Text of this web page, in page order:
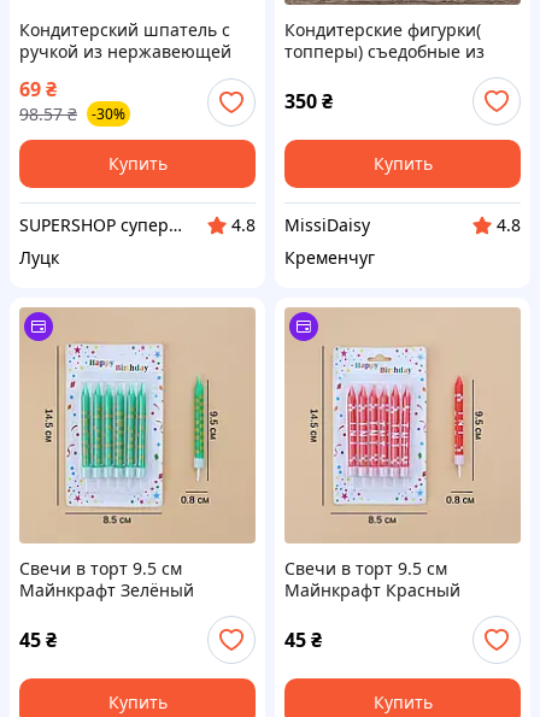
Кондитерский шпатель с
ручкой из нержавеющей
стали для торта и крема, 36
см, изогнутый,черный
69₴
98.57 ₴ -30%
Купить
SUPERSHOP супер цены, супер выбор, супер покупки!
4.8
Луцк
Кондитерские фигурки(
топперы) съедобные из
сахарной мастики на торт"
Roblox+ Minecraft"
ромблос+ майнкрафт
350₴
Купить
MissiDaisy
4.8
Кременчуг
Свечи в торт 9.5 см
Майнкрафт Зелёный
45₴
Купить
Свечи в торт 9.5 см
Майнкрафт Красный
45₴
Купить